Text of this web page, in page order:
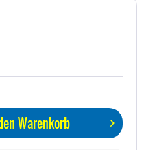
Warenkorb